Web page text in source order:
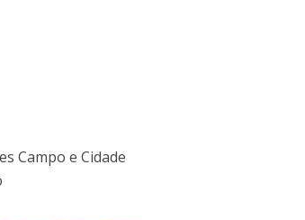
Campo e Cidade